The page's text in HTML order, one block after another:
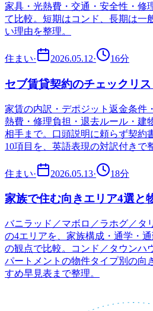
家具・光熱費・交通・安全性・修
て比較。短期はコンド、長期は一
い理由を整理。
住まい· 2026.05.12· 16分
セブ賃貸契約のチェックリス
家賃の内訳・デポジット返金条件
熱費・修理負担・退去ルール・建
相手まで。口頭説明に頼らず契約
10項目を、英語表現の対訳付きで
住まい· 2026.05.13· 18分
家族で住む向きエリア4選と
バニラッド／マボロ／ラホグ／タ
の4エリアを、家族構成・通学・
の観点で比較。コンド／タウンハ
パートメントの物件タイプ別の向
すめ早見表まで整理。